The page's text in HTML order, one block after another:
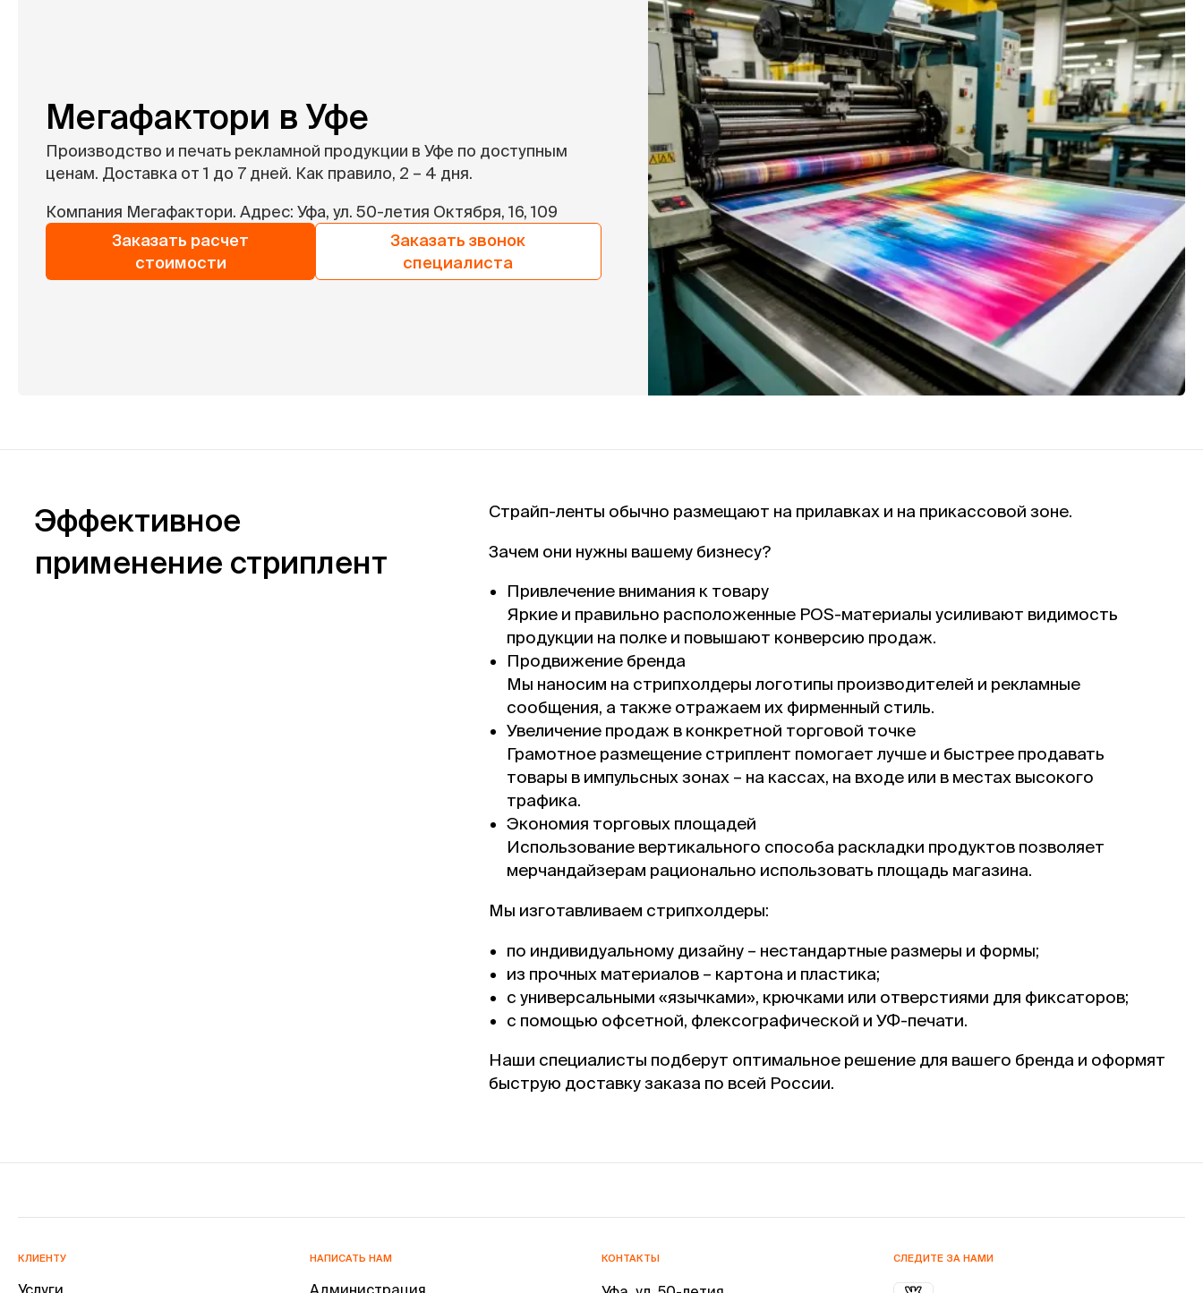
Мегафактори в Уфе
Производство и печать рекламной продукции в Уфе по доступным
ценам. Доставка от 1 до 7 дней. Как правило, 2 – 4 дня.
Компания Мегафактори. Адрес: Уфа, ул. 50-летия Октября, 16, 109
Заказать расчет
стоимости
Заказать звонок
специалиста
Эффективное
применение стриплент
Страйп-ленты обычно размещают на прилавках и на прикассовой зоне.
Зачем они нужны вашему бизнесу?
Привлечение внимания к товару
Яркие и правильно расположенные POS-материалы усиливают видимость
продукции на полке и повышают конверсию продаж.
Продвижение бренда
Мы наносим на стрипхолдеры логотипы производителей и рекламные
сообщения, а также отражаем их фирменный стиль.
Увеличение продаж в конкретной торговой точке
Грамотное размещение стриплент помогает лучше и быстрее продавать
товары в импульсных зонах – на кассах, на входе или в местах высокого
трафика.
Экономия торговых площадей
Использование вертикального способа раскладки продуктов позволяет
мерчандайзерам рационально использовать площадь магазина.
Мы изготавливаем стрипхолдеры:
по индивидуальному дизайну – нестандартные размеры и формы;
из прочных материалов – картона и пластика;
с универсальными «язычками», крючками или отверстиями для фиксаторов;
с помощью офсетной, флексографической и УФ-печати.
Наши специалисты подберут оптимальное решение для вашего бренда и оформят
быструю доставку заказа по всей России.
КЛИЕНТУ НАПИСАТЬ НАМ КОНТАКТЫ СЛЕДИТЕ ЗА НАМИ